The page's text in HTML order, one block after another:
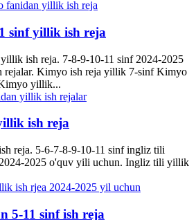
sinf yillik ish reja
ish reja. 7-8-9-10-11 sinf 2024-2025
Kimyo ish reja yillik 7-sinf Kimyo
yillik...
ish reja
reja. 5-6-7-8-9-10-11 sinf ingliz tili
2025 o'quv yili uchun. Ingliz tili yillik
5-11 sinf ish reja